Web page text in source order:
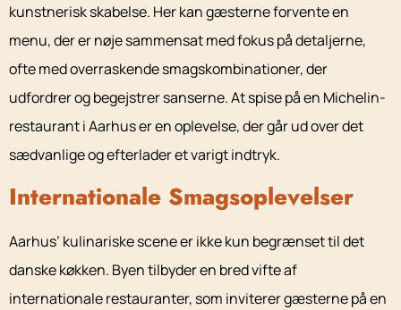
kunstnerisk skabelse. Her kan gæsterne forvente en
menu, der er nøje sammensat med fokus på detaljerne,
ofte med overraskende smagskombinationer, der
udfordrer og begejstrer sanserne. At spise på en Michelin-
restaurant i Aarhus er en oplevelse, der går ud over det
sædvanlige og efterlader et varigt indtryk.
Internationale Smagsoplevelser
Aarhus’ kulinariske scene er ikke kun begrænset til det
danske køkken. Byen tilbyder en bred vifte af
internationale restauranter, som inviterer gæsterne på en